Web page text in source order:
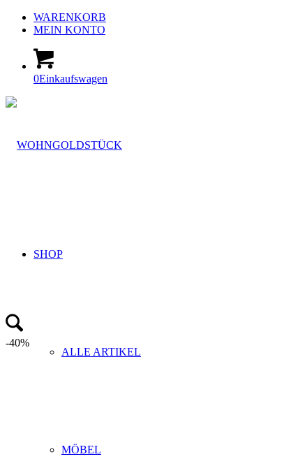
WARENKORB
MEIN KONTO
0Einkaufswagen
SHOP
ALLE ARTIKEL
MÖBEL
-40%